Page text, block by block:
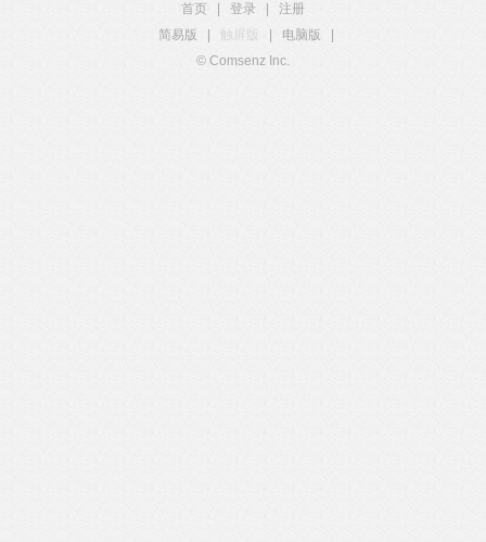
首页 登录
注册
简易版
触屏版 电脑版
© Comsenz Inc.